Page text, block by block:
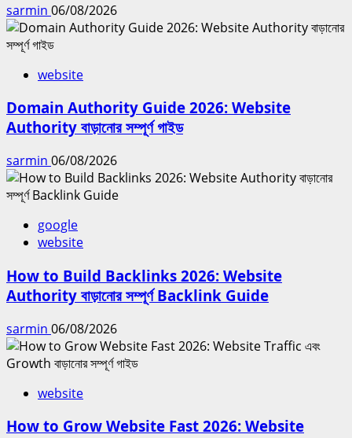
sarmin 06/08/2026
website
Domain Authority Guide 2026: Website
Authority বাড়ানোর সম্পূর্ণ গাইড
sarmin 06/08/2026
google
website
How to Build Backlinks 2026: Website
Authority বাড়ানোর সম্পূর্ণ Backlink Guide
sarmin 06/08/2026
website
How to Grow Website Fast 2026: Website